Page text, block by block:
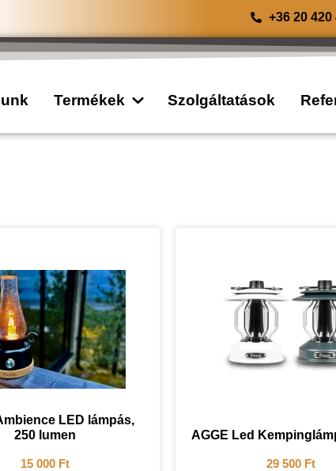
+36 20 420
Termékek Szolgáltatások
LED lámpás,
250 lumen
15 000 Ft
AGGE Led
29 500 Ft